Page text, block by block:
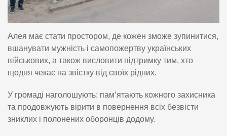
Алея має стати простором, де кожен зможе зупинитися,
вшанувати мужність і самопожертву українських
військових, а також висловити підтримку тим, хто
щодня чекає на звістку від своїх рідних.
У громаді наголошують: пам’ятають кожного захисника
та продовжують вірити в повернення всіх безвісти
зниклих і полонених оборонців додому.